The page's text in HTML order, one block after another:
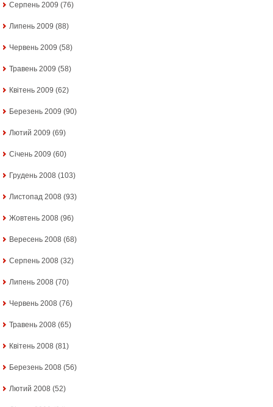
Серпень 2009 (76)
Липень 2009 (88)
Червень 2009 (58)
Травень 2009 (58)
Квітень 2009 (62)
Березень 2009 (90)
Лютий 2009 (69)
Січень 2009 (60)
Грудень 2008 (103)
Листопад 2008 (93)
Жовтень 2008 (96)
Вересень 2008 (68)
Серпень 2008 (32)
Липень 2008 (70)
Червень 2008 (76)
Травень 2008 (65)
Квітень 2008 (81)
Березень 2008 (56)
Лютий 2008 (52)